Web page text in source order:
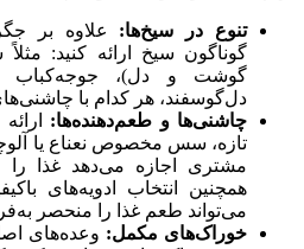
تنوع در سیخ‌ها: علاوه بر
گوناگون سیخ ارائه کنید:
گوشت و دل)، جوجه‌کباب
دل‌گوسفند، هر کدام با
چاشنی‌ها و طعم‌دهنده‌ها:
تازه، سس مخصوص نعناع یا
مشتری اجازه می‌دهد غذا را
همچنین انتخاب ادویه‌های
می‌تواند طعم غذا را منحصر
خوراک‌های مکمل: وعده‌های